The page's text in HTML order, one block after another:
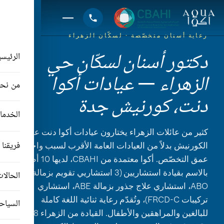
من
فريقنا
رعاية أسنان متخصّصة · لسكّان الزهراء
دكتور أسنان لسكّان حي
الزهراء — عيادات أكوا
دنت، كورنيش جدة
كثير من عائلات الزهراء يختارون عيادات أكوا دنت على
الكورنيش بدلاً من العيادات العامة الأقرب لسبب واحد:
عمق التخصّص. أكوا معتمدة من CBAHI، لديها 10 أطباء
بالاسم بقيادة استشاريين (3 استشاريي تقويم بزمالة
ABO، استشاري علاج جذور بزمالة ABE، استشاري
تركيبات FRCD-C)، وتُقدّم رعاية ثنائية اللغة كاملة